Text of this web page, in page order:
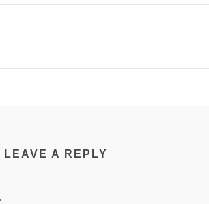
LEAVE A REPLY